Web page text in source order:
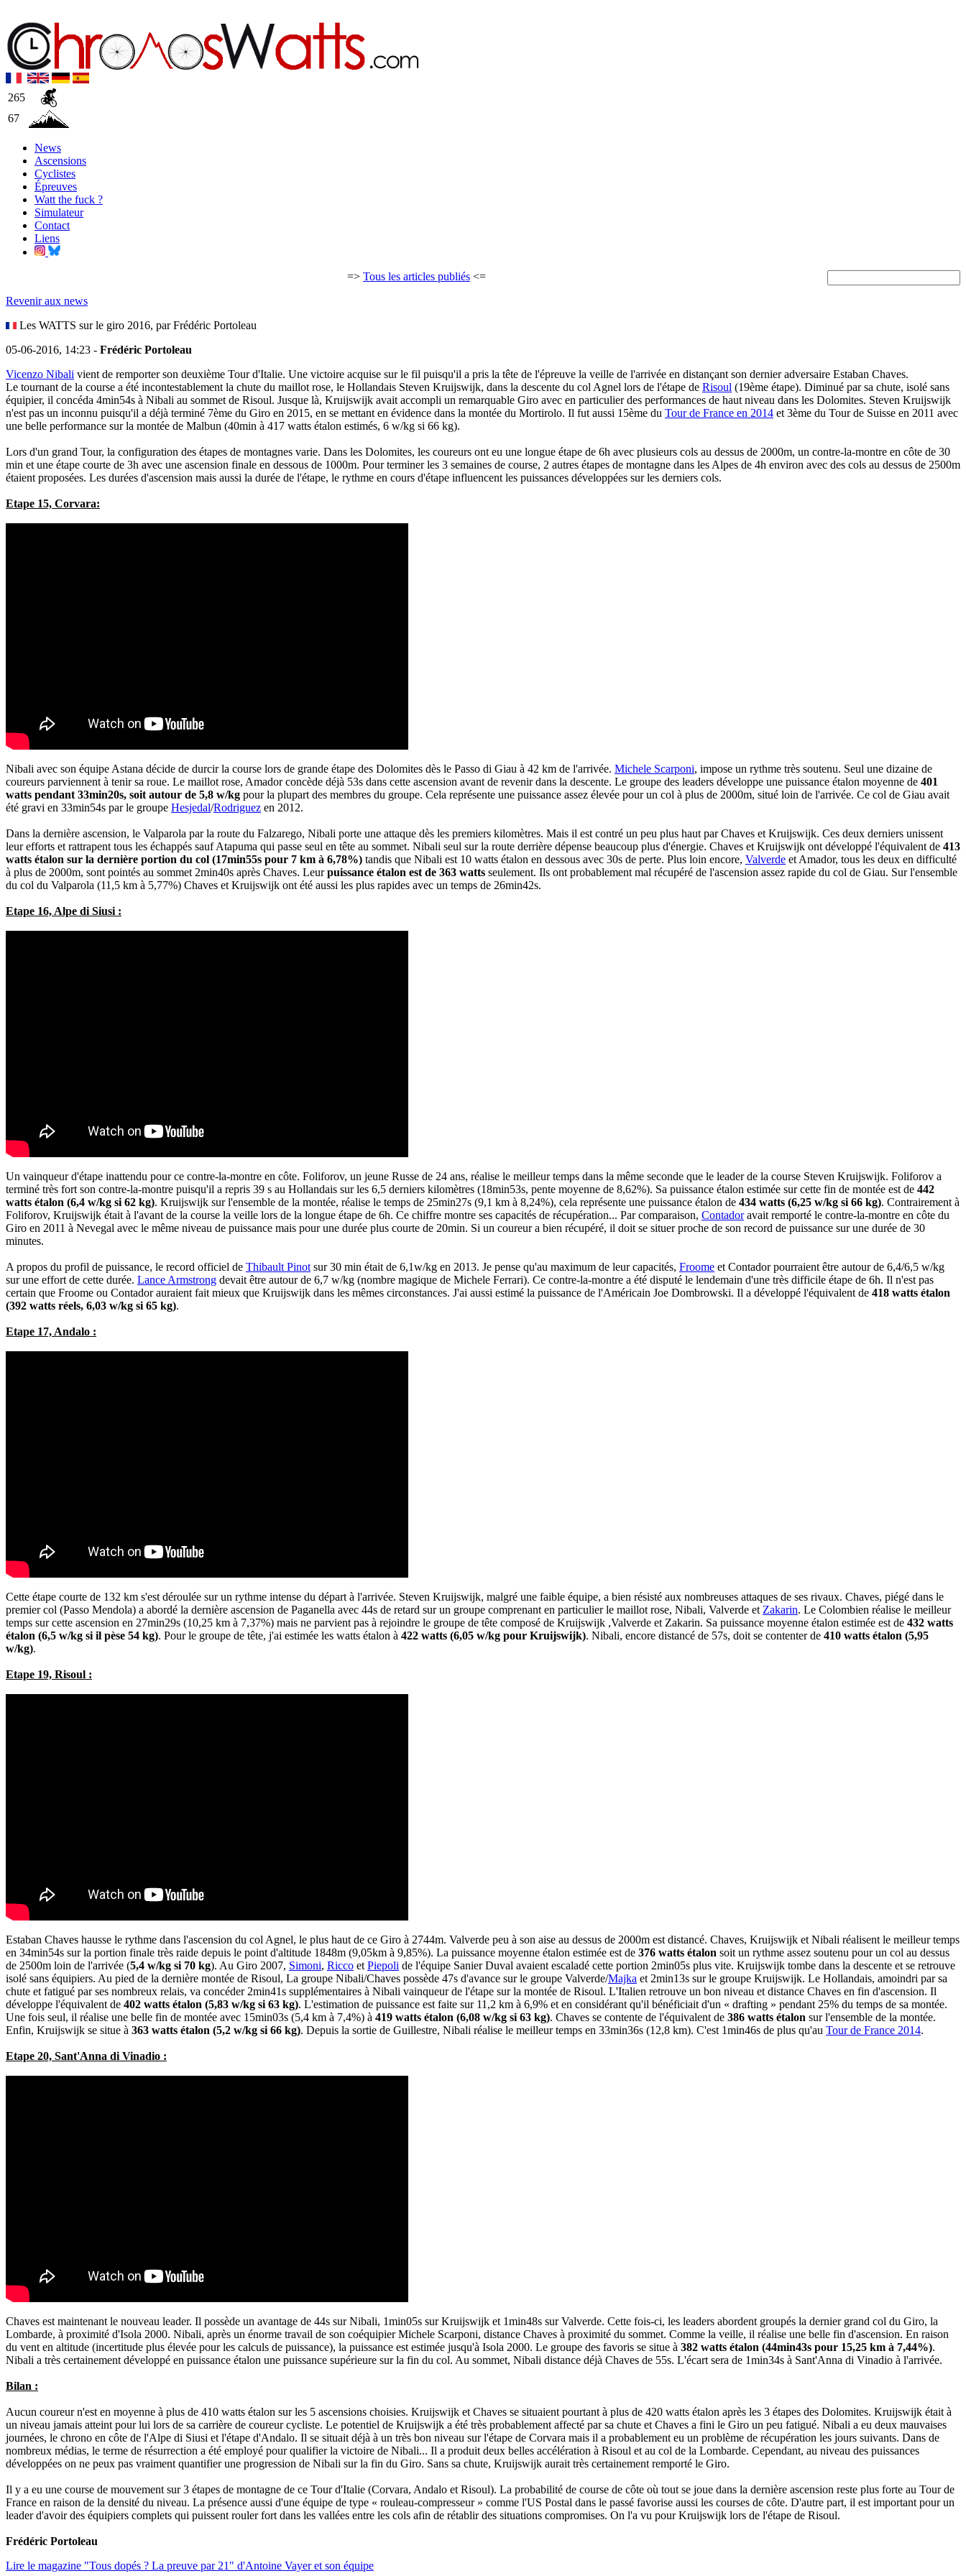
265
67
News
Ascensions
Cyclistes
Épreuves
Watt the fuck ?
Simulateur
Contact
Liens
=> Tous les articles publiés <=
Revenir aux news
Les WATTS sur le giro 2016, par Frédéric Portoleau
05-06-2016, 14:23 - Frédéric Portoleau
Vicenzo Nibali vient de remporter son deuxième Tour d'Italie. Une victoire acquise sur le fil puisqu'il a pris la tête de l'épreuve la veille de l'arrivée en distançant son dernier adversaire Estaban Chaves.
Le tournant de la course a été incontestablement la chute du maillot rose, le Hollandais Steven Kruijswijk, dans la descente du col Agnel lors de l'étape de Risoul (19ème étape). Diminué par sa chute, isolé sans
équipier, il concéda 4min54s à Nibali au sommet de Risoul. Jusque là, Kruijswijk avait accompli un remarquable Giro avec en particulier des performances de haut niveau dans les Dolomites. Steven Kruijswijk
n'est pas un inconnu puisqu'il a déjà terminé 7ème du Giro en 2015, en se mettant en évidence dans la montée du Mortirolo. Il fut aussi 15ème du Tour de France en 2014 et 3ème du Tour de Suisse en 2011 avec
une belle performance sur la montée de Malbun (40min à 417 watts étalon estimés, 6 w/kg si 66 kg).
Lors d'un grand Tour, la configuration des étapes de montagnes varie. Dans les Dolomites, les coureurs ont eu une longue étape de 6h avec plusieurs cols au dessus de 2000m, un contre-la-montre en côte de 30
min et une étape courte de 3h avec une ascension finale en dessous de 1000m. Pour terminer les 3 semaines de course, 2 autres étapes de montagne dans les Alpes de 4h environ avec des cols au dessus de 2500m
étaient proposées. Les durées d'ascension mais aussi la durée de l'étape, le rythme en cours d'étape influencent les puissances développées sur les derniers cols.
Etape 15, Corvara:
Nibali avec son équipe Astana décide de durcir la course lors de grande étape des Dolomites dès le Passo di Giau à 42 km de l'arrivée. Michele Scarponi, impose un rythme très soutenu. Seul une dizaine de
coureurs parviennent à tenir sa roue. Le maillot rose, Amador concède déjà 53s dans cette ascension avant de revenir dans la descente. Le groupe des leaders développe une puissance étalon moyenne de 401
watts pendant 33min20s, soit autour de 5,8 w/kg pour la plupart des membres du groupe. Cela représente une puissance assez élevée pour un col à plus de 2000m, situé loin de l'arrivée. Ce col de Giau avait
été gravi en 33min54s par le groupe Hesjedal/Rodriguez en 2012.
Dans la dernière ascension, le Valparola par la route du Falzarego, Nibali porte une attaque dès les premiers kilomètres. Mais il est contré un peu plus haut par Chaves et Kruijswijk. Ces deux derniers unissent
leur efforts et rattrapent tous les échappés sauf Atapuma qui passe seul en tête au sommet. Nibali seul sur la route derrière dépense beaucoup plus d'énergie. Chaves et Kruijswijk ont développé l'équivalent de 413
watts étalon sur la dernière portion du col (17min55s pour 7 km à 6,78%) tandis que Nibali est 10 watts étalon en dessous avec 30s de perte. Plus loin encore, Valverde et Amador, tous les deux en difficulté
à plus de 2000m, sont pointés au sommet 2min40s après Chaves. Leurpuissance étalon est de 363 watts seulement. Ils ont probablement mal récupéré de l'ascension assez rapide du col de Giau. Sur l'ensemble
du col du Valparola (11,5 km à 5,77%) Chaves et Kruijswijk ont été aussi les plus rapides avec un temps de 26min42s.
Etape 16, Alpe di Siusi :
Un vainqueur d'étape inattendu pour ce contre-la-montre en côte. Foliforov, un jeune Russe de 24 ans, réalise le meilleur temps dans la même seconde que le leader de la course Steven Kruijswijk. Foliforov a
terminé très fort son contre-la-montre puisqu'il a repris 39 s au Hollandais sur les 6,5 derniers kilomètres (18min53s, pente moyenne de 8,62%). Sa puissance étalon estimée sur cette fin de montée est de 442
watts étalon (6,4 w/kg si 62 kg). Kruijswijk sur l'ensemble de la montée, réalise le temps de 25min27s (9,1 km à 8,24%), cela représente une puissance étalon de 434 watts (6,25 w/kg si 66 kg). Contrairement à
Foliforov, Kruijswijk était à l'avant de la course la veille lors de la longue étape de 6h. Ce chiffre montre ses capacités de récupération... Par comparaison, Contadoravait remporté le contre-la-montre en côte du
Giro en 2011 à Nevegal avec le même niveau de puissance mais pour une durée plus courte de 20min. Si un coureur a bien récupéré, il doit se situer proche de son record de puissance sur une durée de 30
minutes.
A propos du profil de puissance, le record officiel de Thibault Pinot sur 30 min était de 6,1w/kg en 2013. Je pense qu'au maximum de leur capacités, Froome et Contador pourraient être autour de 6,4/6,5 w/kg
sur une effort de cette durée. Lance Armstrong devait être autour de 6,7 w/kg (nombre magique de Michele Ferrari). Ce contre-la-montre a été disputé le lendemain d'une très difficile étape de 6h. Il n'est pas
certain que Froome ou Contador auraient fait mieux que Kruijswijk dans les mêmes circonstances. J'ai aussi estimé la puissance de l'Américain Joe Dombrowski. Il a développé l'équivalent de 418 watts étalon
(392 watts réels, 6,03 w/kg si 65 kg).
Etape 17, Andalo :
Cette étape courte de 132 km s'est déroulée sur un rythme intense du départ à l'arrivée. Steven Kruijswijk, malgré une faible équipe, a bien résisté aux nombreuses attaques de ses rivaux. Chaves, piégé dans le
premier col (Passo Mendola) a abordé la dernière ascension de Paganella avec 44s de retard sur un groupe comprenant en particulier le maillot rose, Nibali, Valverde et Zakarin. Le Colombien réalise le meilleur
temps sur cette ascension en 27min29s (10,25 km à 7,37%) mais ne parvient pas à rejoindre le groupe de tête composé de Kruijswijk ,Valverde et Zakarin. Sa puissance moyenne étalon estimée est de 432 watts
étalon (6,5 w/kg si il pèse 54 kg). Pour le groupe de tête, j'ai estimée les watts étalon à 422 watts (6,05 w/kg pour Kruijswijk). Nibali, encore distancé de 57s, doit se contenter de 410 watts étalon (5,95
w/kg).
Etape 19, Risoul :
Estaban Chaves hausse le rythme dans l'ascension du col Agnel, le plus haut de ce Giro à 2744m. Valverde peu à son aise au dessus de 2000m est distancé. Chaves, Kruijswijk et Nibali réalisent le meilleur temps
en 34min54s sur la portion finale très raide depuis le point d'altitude 1848m (9,05km à 9,85%). La puissance moyenne étalon estimée est de 376 watts étalon soit un rythme assez soutenu pour un col au dessus
de 2500m loin de l'arrivée (5,4 w/kg si 70 kg). Au Giro 2007, Simoni, Ricco et Piepoli de l'équipe Sanier Duval avaient escaladé cette portion 2min05s plus vite. Kruijswijk tombe dans la descente et se retrouve
isolé sans équipiers. Au pied de la dernière montée de Risoul, La groupe Nibali/Chaves possède 47s d'avance sur le groupe Valverde/Majka et 2min13s sur le groupe Kruijswijk. Le Hollandais, amoindri par sa
chute et fatigué par ses nombreux relais, va concéder 2min41s supplémentaires à Nibali vainqueur de l'étape sur la montée de Risoul. L'Italien retrouve un bon niveau et distance Chaves en fin d'ascension. Il
développe l'équivalent de 402 watts étalon (5,83 w/kg si 63 kg). L'estimation de puissance est faite sur 11,2 km à 6,9% et en considérant qu'il bénéficiait d'un « drafting » pendant 25% du temps de sa montée.
Une fois seul, il réalise une belle fin de montée avec 15min03s (5,4 km à 7,4%) à 419 watts étalon (6,08 w/kg si 63 kg). Chaves se contente de l'équivalent de 386 watts étalon sur l'ensemble de la montée.
Enfin, Kruijswijk se situe à 363 watts étalon (5,2 w/kg si 66 kg). Depuis la sortie de Guillestre, Nibali réalise le meilleur temps en 33min36s (12,8 km). C'est 1min46s de plus qu'au Tour de France 2014.
Etape 20, Sant'Anna di Vinadio :
Chaves est maintenant le nouveau leader. Il possède un avantage de 44s sur Nibali, 1min05s sur Kruijswijk et 1min48s sur Valverde. Cette fois-ci, les leaders abordent groupés la dernier grand col du Giro, la
Lombarde, à proximité d'Isola 2000. Nibali, après un énorme travail de son coéquipier Michele Scarponi, distance Chaves à proximité du sommet. Comme la veille, il réalise une belle fin d'ascension. En raison
du vent en altitude (incertitude plus élevée pour les calculs de puissance), la puissance est estimée jusqu'à Isola 2000. Le groupe des favoris se situe à 382 watts étalon (44min43s pour 15,25 km à 7,44%).
Nibali a très certainement développé en puissance étalon une puissance supérieure sur la fin du col. Au sommet, Nibali distance déjà Chaves de 55s. L'écart sera de 1min34s à Sant'Anna di Vinadio à l'arrivée.
Bilan :
Aucun coureur n'est en moyenne à plus de 410 watts étalon sur les 5 ascensions choisies. Kruijswijk et Chaves se situaient pourtant à plus de 420 watts étalon après les 3 étapes des Dolomites. Kruijswijk était à
un niveau jamais atteint pour lui lors de sa carrière de coureur cycliste. Le potentiel de Kruijswijk a été très probablement affecté par sa chute et Chaves a fini le Giro un peu fatigué. Nibali a eu deux mauvaises
journées, le chrono en côte de l'Alpe di Siusi et l'étape d'Andalo. Il se situait déjà à un très bon niveau sur l'étape de Corvara mais il a probablement eu un problème de récupération les jours suivants. Dans de
nombreux médias, le terme de résurrection a été employé pour qualifier la victoire de Nibali... Il a produit deux belles accélération à Risoul et au col de la Lombarde. Cependant, au niveau des puissances
développées on ne peux pas vraiment quantifier une progression de Nibali sur la fin du Giro. Sans sa chute, Kruijswijk aurait très certainement remporté le Giro.
Il y a eu une course de mouvement sur 3 étapes de montagne de ce Tour d'Italie (Corvara, Andalo et Risoul). La probabilité de course de côte où tout se joue dans la dernière ascension reste plus forte au Tour de
France en raison de la densité du niveau. La présence aussi d'une équipe de type « rouleau-compresseur » comme l'US Postal dans le passé favorise aussi les courses de côte. D'autre part, il est important pour un
leader d'avoir des équipiers complets qui puissent rouler fort dans les vallées entre les cols afin de rétablir des situations compromises. On l'a vu pour Kruijswijk lors de l'étape de Risoul.
Frédéric Portoleau
Lire le magazine "Tous dopés ? La preuve par 21" d'Antoine Vayer et son équipe